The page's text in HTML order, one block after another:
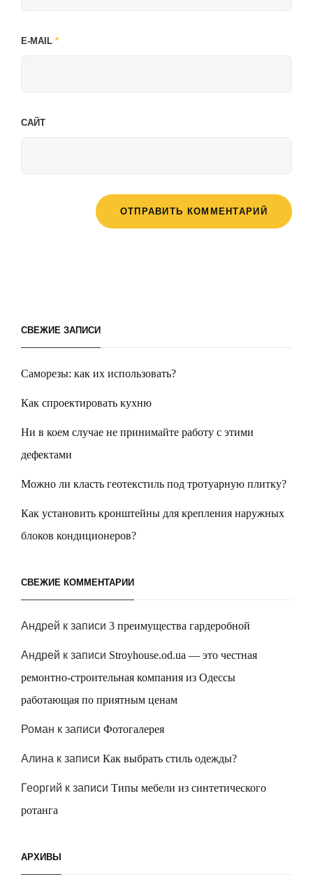
E-MAIL *
САЙТ
СВЕЖИЕ ЗАПИСИ
Саморезы: как их использовать?
Как спроектировать кухню
Ни в коем случае не принимайте работу с этими
дефектами
Можно ли класть геотекстиль под тротуарную плитку?
Как установить кронштейны для крепления наружных
блоков кондиционеров?
СВЕЖИЕ КОММЕНТАРИИ
Андрей к записи 3 преимущества гардеробной
Андрей к записи Stroyhouse.od.ua — это честная
ремонтно-строительная компания из Одессы
работающая по приятным ценам
Роман к записи Фотогалерея
Алина к записи Как выбрать стиль одежды?
Георгий к записи Типы мебели из синтетического
ротанга
АРХИВЫ